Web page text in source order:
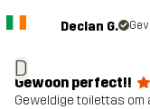
D
Declan G.
Gewoon perfect!!
Geweldige toilettas om